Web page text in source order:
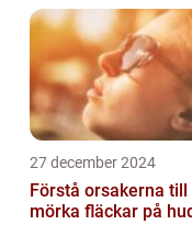
27 december 2024
Förstå orsakerna till
mörka fläckar på